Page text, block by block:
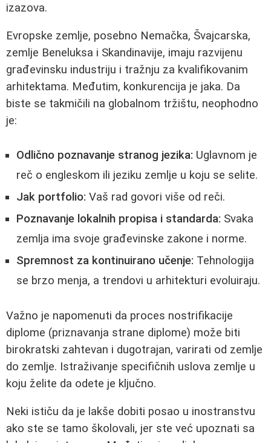
izazova.
Evropske zemlje, posebno Nemačka, Švajcarska,
zemlje Beneluksa i Skandinavije, imaju razvijenu
građevinsku industriju i tražnju za kvalifikovanim
arhitektama. Međutim, konkurencija je jaka. Da
biste se takmičili na globalnom tržištu, neophodno
je:
Odlično poznavanje stranog jezika: Uglavnom je
reč o engleskom ili jeziku zemlje u koju se selite.
Jak portfolio: Vaš rad govori više od reči.
Poznavanje lokalnih propisa i standarda: Svaka
zemlja ima svoje građevinske zakone i norme.
Spremnost za kontinuirano učenje: Tehnologija
se brzo menja, a trendovi u arhitekturi evoluiraju.
Važno je napomenuti da proces nostrifikacije
diplome (priznavanja strane diplome) može biti
birokratski zahtevan i dugotrajan, varirati od zemlje
do zemlje. Istraživanje specifičnih uslova zemlje u
koju želite da odete je ključno.
Neki ističu da je lakše dobiti posao u inostranstvu
ako ste se tamo školovali, jer ste već upoznati sa